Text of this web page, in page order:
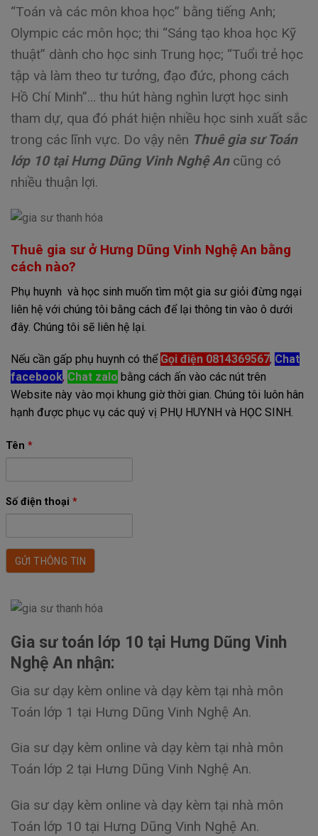
“Toán và các môn khoa học” bằng tiếng Anh;
Olympic các môn học; thi “Sáng tạo khoa học Kỹ
thuật” dành cho học sinh Trung học; “Tuổi trẻ học
tập và làm theo tư tưởng, đạo đức, phong cách
Hồ Chí Minh”… thu hút hàng nghìn lượt học sinh
tham dự, qua đó phát hiện nhiều học sinh xuất sắc
trong các lĩnh vực. Do vậy nên Thuê gia sư Toán
lớp 10 tại Hưng Dũng Vinh Nghệ An cũng có
nhiều thuận lợi.
Thuê gia sư ở Hưng Dũng Vinh Nghệ An bằng
cách nào?
Phụ huynh và học sinh muốn tìm một gia sư giỏi đừng ngại
liên hệ với chúng tôi bằng cách để lại thông tin vào ô dưới
đây. Chúng tôi sẽ liên hệ lại.
Nếu cần gấp phụ huynh có thể Gọi điện 0814369567, Chat
facebook, Chat zalo bằng cách ấn vào các nút trên
Website này vào mọi khung giờ thời gian. Chúng tôi luôn hân
hạnh được phục vụ các quý vị PHỤ HUYNH và HỌC SINH.
Tên *
Số điện thoại *
Gia sư toán lớp 10 tại Hưng Dũng Vinh
Nghệ An nhận:
Gia sư dạy kèm online và dạy kèm tại nhà môn
Toán lớp 1 tại Hưng Dũng Vinh Nghệ An.
Gia sư dạy kèm online và dạy kèm tại nhà môn
Toán lớp 2 tại Hưng Dũng Vinh Nghệ An.
Gia sư dạy kèm online và dạy kèm tại nhà môn
Toán lớp 10 tại Hưng Dũng Vinh Nghệ An.